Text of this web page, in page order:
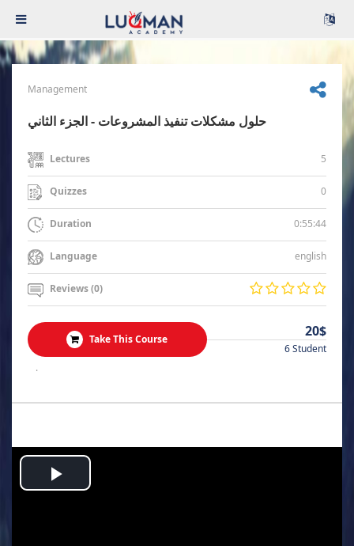
Management
حلول مشكلات تنفيذ المشروعات - الجزء الثاني
Lectures 5
Quizzes 0
Duration 0:55:44
Language english
Reviews (0)
Take This Course 20$
6 Student
.
Play